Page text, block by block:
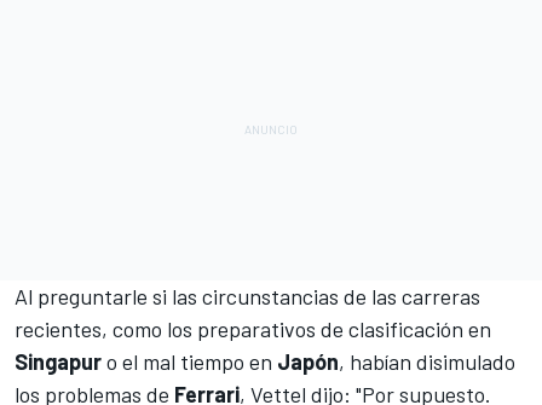
Al preguntarle si las circunstancias de las carreras
recientes, como los preparativos de clasificación en
Singapuro el mal tiempo en Japón, habían disimulado
los problemas de Ferrari, Vettel dijo: "Por supuesto.